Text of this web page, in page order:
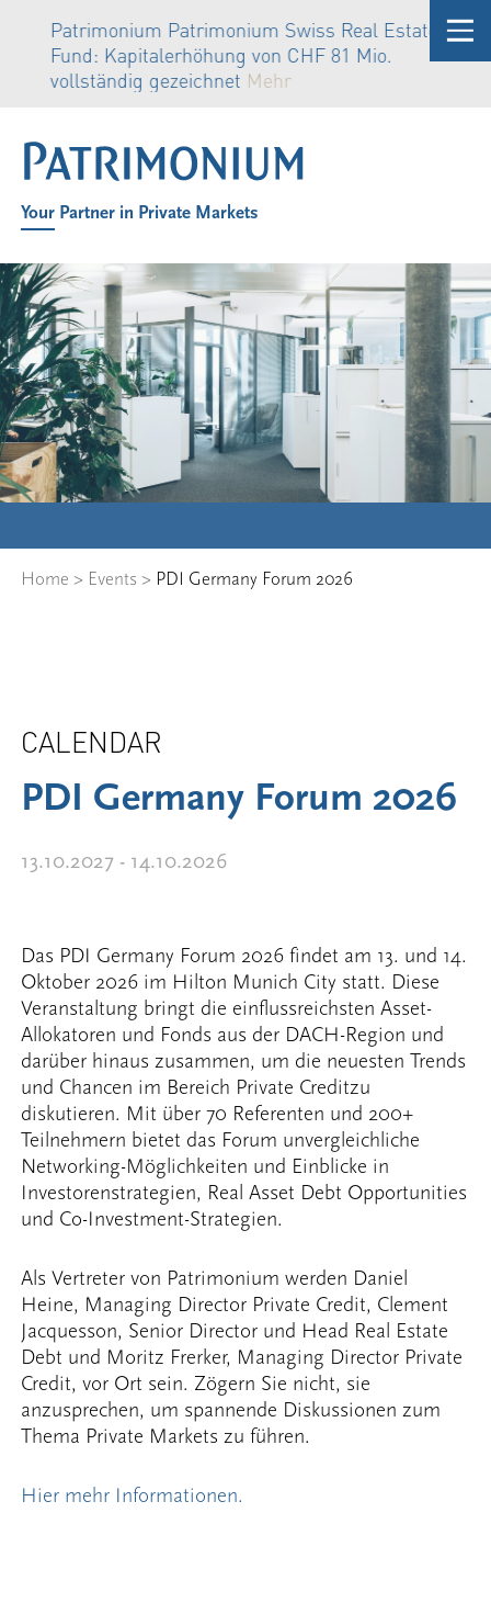
Patrimonium Patrimonium Swiss Real Estate
Fund: Kapitalerhöhung von CHF 81 Mio.
vollständig gezeichnet Mehr
Your Partner in Private Markets
Home > Events > PDI Germany Forum 2026
CALENDAR
PDI Germany Forum 2026
13.10.2027 - 14.10.2026
Das PDI Germany Forum 2026 findet am 13. und 14.
Oktober 2026 im Hilton Munich City statt. Diese
Veranstaltung bringt die einflussreichsten Asset-
Allokatoren und Fonds aus der DACH-Region und
darüber hinaus zusammen, um die neuesten Trends
und Chancen im Bereich Private Creditzu
diskutieren. Mit über 70 Referenten und 200+
Teilnehmern bietet das Forum unvergleichliche
Networking-Möglichkeiten und Einblicke in
Investorenstrategien, Real Asset Debt Opportunities
und Co-Investment-Strategien.
Als Vertreter von Patrimonium werden Daniel
Heine, Managing Director Private Credit, Clement
Jacquesson, Senior Director und Head Real Estate
Debt und Moritz Frerker, Managing Director Private
Credit, vor Ort sein. Zögern Sie nicht, sie
anzusprechen, um spannende Diskussionen zum
Thema Private Markets zu führen.
Hier mehr Informationen.